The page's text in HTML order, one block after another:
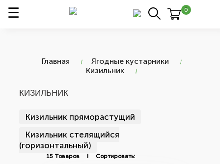
0
Главная
Ягодные кустарники
Кизильник
КИЗИЛЬНИК
Кизильник пряморастущий
Кизильник стелящийся
(горизонтальный)
15 Товаров I Сортировать: